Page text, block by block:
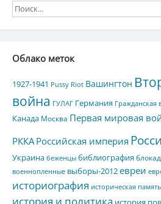
Облако меток
1927-1941 Pussy Riot Вашингтон
война ГУЛАГ Германия Гражданская
Канада Москва Первая мировая
РККА Российская империя
Украина беженцы библиография
военнопленные выборы-2012евреи
историография историческая память
история и политика